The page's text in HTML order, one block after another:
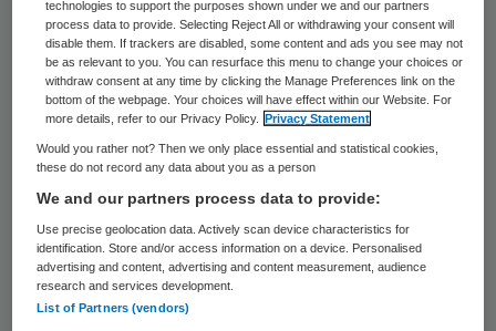
werden gebruikt.
Het Life Sciences Park moet een
broedplaats van vernieuwend
ondernemerschapworden. Minister
Verhagen van Economische Zaken,
Landbouw & Innovatie verwacht dat de
eerste ondernemers dit voorjaar aan de
slag gaan op het park.
technologies to support the purposes shown under we and our partners
process data to provide. Selecting Reject All or withdrawing your consent will
disable them. If trackers are disabled, some content and ads you see may not
be as relevant to you. You can resurface this menu to change your choices or
withdraw consent at any time by clicking the Manage Preferences link on the
bottom of the webpage. Your choices will have effect within our Website. For
more details, refer to our Privacy Policy.
Privacy Statement
Would you rather not? Then we only place essential and statistical cookies,
these do not record any data about you as a person
We and our partners process data to provide:
Use precise geolocation data. Actively scan device characteristics for
identification. Store and/or access information on a device. Personalised
advertising and content, advertising and content measurement, audience
research and services development.
List of Partners (vendors)